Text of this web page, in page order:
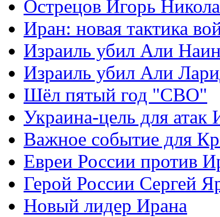
Острецов Игорь
Иран: новая тактика
Израиль убил Али
Израиль убил Али
Шёл пятый год "СВО"
Украина-цель для атак
Важное событие для
Евреи России против
Герой России Сергей
Новый лидер Ирана